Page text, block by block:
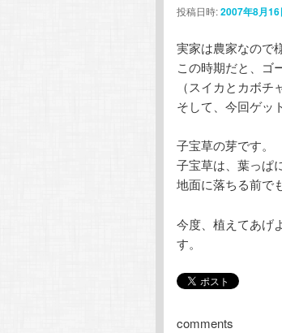
ン
テ
ン
ツ
へ
移
テ
ン
ツ
へ
移
動
投稿日時:2007年8月16
実家は農家なので
この時期だと、ゴ
（スイカとカボ
そして、今回ゲッ
子宝草の芽です。
子宝草は、葉っぱ
地面に落ちる前で
今度、植えてあげ
す。
comments